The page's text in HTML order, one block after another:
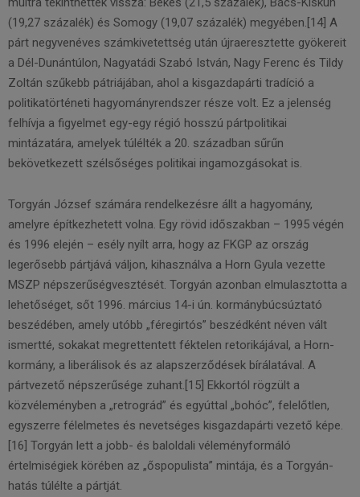
(19,27 százalék) és Somogy (19,07 százalék) megyében.[14] A
párt negyvenéves számkivetettség után újraeresztette gyökereit
a Dél-Dunántúlon, Nagyatádi Szabó István, Nagy Ferenc és Tildy
Zoltán szűkebb pátriájában, ahol a kisgazdapárti tradíció a
politikatörténeti hagyományrendszer része volt. Ez a jelenség
felhívja a figyelmet egy-egy régió hosszú pártpolitikai
mintázatára, amelyek túlélték a 20. században sűrűn
bekövetkezett szélsőséges politikai ingamozgásokat is.
Torgyán József számára rendelkezésre állt a hagyomány,
amelyre építkezhetett volna. Egy rövid időszakban – 1995 végén
és 1996 elején – esély nyílt arra, hogy az FKGP az ország
legerősebb pártjává váljon, kihasználva a Horn Gyula vezette
MSZP népszerűségvesztését. Torgyán azonban elmulasztotta a
lehetőséget, sőt 1996. március 14-i ún. kormánybúcsúztató
beszédében, amely utóbb „féregirtós” beszédként néven vált
ismertté, sokakat megrettentett féktelen retorikájával, a Horn-
kormány, a liberálisok és az alapszerződések bírálatával. A
pártvezető népszerűsége zuhant.[15] Ekkortól rögzült a
közvéleményben a „retrográd” és egyúttal „bohóc”, felelőtlen,
egyszerre félelmetes és nevetséges kisgazdapárti vezető képe.
[16] Torgyán lett a jobb- és baloldali véleményformáló
értelmiségiek körében az „őspopulista” mintája, és a Torgyán-
hatás túlélte a pártját.